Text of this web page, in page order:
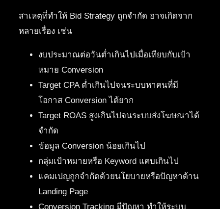
สาเหตุที่ทำให้ Bid Strategy ถูกจำกัด อาจเกิดจาก
หลายเรื่อง เช่น
งบประมาณต่อวันต่ำเกินไปเมื่อเทียบกับเป้า
หมาย Conversion
Target CPA ต่ำเกินไปจนระบบหาคนที่มี
โอกาส Conversion ได้ยาก
Target ROAS สูงเกินไปจนระบบส่งโฆษณาได้
จำกัด
ข้อมูล Conversion น้อยเกินไป
กลุ่มเป้าหมายหรือ Keyword แคบเกินไป
แคมเปญถูกจำกัดด้วยนโยบายหรือปัญหาด้าน
Landing Page
Conversion Tracking มีปัญหา ทำให้ระบบ